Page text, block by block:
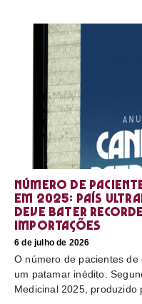
Número de
em 2025: país
deve bater
importações
6 de julho de 2026
O número de pacientes
um patamar inédito.
Medicinal 2025, produzido